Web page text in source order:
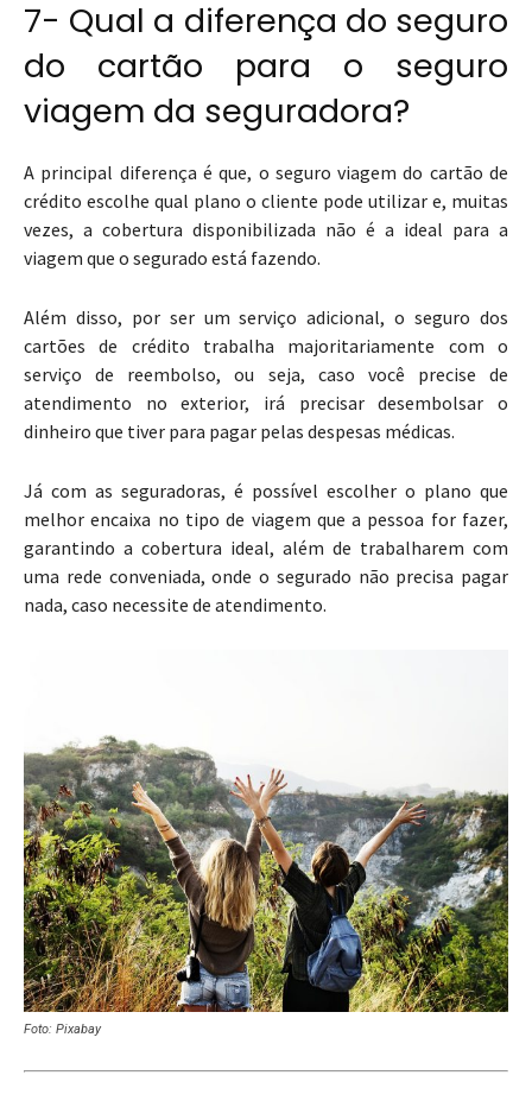
7- Qual a diferença do seguro
do cartão para o seguro
viagem da seguradora?
A principal diferença é que, o seguro viagem do cartão de
crédito escolhe qual plano o cliente pode utilizar e, muitas
vezes, a cobertura disponibilizada não é a ideal para a
viagem que o segurado está fazendo.
Além disso, por ser um serviço adicional, o seguro dos
cartões de crédito trabalha majoritariamente com o
serviço de reembolso, ou seja, caso você precise de
atendimento no exterior, irá precisar desembolsar o
dinheiro que tiver para pagar pelas despesas médicas.
Já com as seguradoras, é possível escolher o plano que
melhor encaixa no tipo de viagem que a pessoa for fazer,
garantindo a cobertura ideal, além de trabalharem com
uma rede conveniada, onde o segurado não precisa pagar
nada, caso necessite de atendimento.
Foto: Pixabay